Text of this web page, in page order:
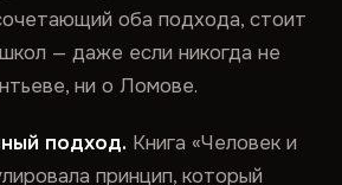
оба подхода, стоит
— даже если никогда не
ни о Ломове.
подход. Книга «Человек и
принцип, который